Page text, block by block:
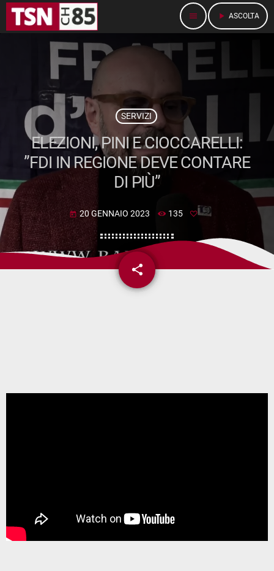
menu play_arrow ASCOLTA
SERVIZI
ELEZIONI, PINI E CIOCCARELLI:
”FDI IN REGIONE DEVE CONTARE
DI PIÙ”
today 20 GENNAIO 2023 135
share
email